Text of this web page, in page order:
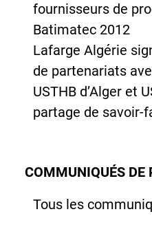
fournisseurs de
Batimatec 2012
Lafarge Algérie
de partenariats
USTHB d’Alger et
partage de savoir-
COMMUNIQUÉS DE
Tous les